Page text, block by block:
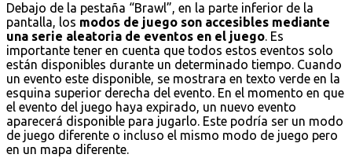
Debajo de la pestaña “Brawl”, en la parte inferior de la
pantalla, los modos de juego son accesibles mediante
una serie aleatoria de eventos en el juego. Es
importante tener en cuenta que todos estos eventos solo
están disponibles durante un determinado tiempo. Cuando
un evento este disponible, se mostrara en texto verde en la
esquina superior derecha del evento. En el momento en que
el evento del juego haya expirado, un nuevo evento
aparecerá disponible para jugarlo. Este podría ser un modo
de juego diferente o incluso el mismo modo de juego pero
en un mapa diferente.